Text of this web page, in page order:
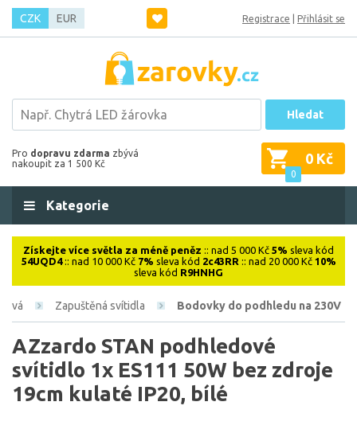
CZK EUR Registrace Přihlásit se
Hledat
Pro dopravu zdarma zbývá
nakoupit za 1 500 Kč
0
0 Kč
Kategorie
Získejte více světla za méně peněz :: nad 5 000 Kč 5% sleva kód
54UQD4:: nad 10 000 Kč 7% sleva kód 2c43RR :: nad 20 000 Kč 10%
sleva kód R9HNHG
Zapuštěná svítidla Bodovky do podhledu na 230V
AZzardo STAN podhledové
svítidlo 1x ES111 50W bez zdroje
19cm kulaté IP20, bílé